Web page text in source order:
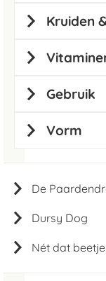
De
Dursy Dog
Nét dat
Kruiden
Gebruik
Vorm